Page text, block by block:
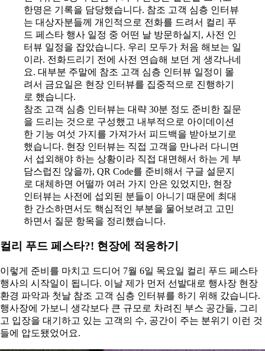
한명은 기록을 담당했습니다. 참조 고객 심층 인터뷰
는 대상자분들께 개인적으로 전화를 드려서 컬리 푸
드 페스타 행사 일정 중 어떤 날 방문하실지, 사전 인
터뷰 일정을 잡았습니다. 우리 모두가 처음 해보는 일
이라. 전화드리기 전에 사전 연습해 보던 게 생각나네
요. 대부분 주말에 참조 고객 심층 인터뷰 일정이 몰
려서 금요일은 현장 인터뷰를 집중적으로 진행하기
로 했습니다.
참조 고객 심층 인터뷰는 대략 30분 정도 준비한 질문
을 드리는 것으로 구성했고 내부적으로 아이데이션
한 기능 여섯 가지를 가져가서 피드백을 받아보기로
했습니다. 현장 인터뷰는 직접 고객을 만나러 다니면
서 섭외해야 하는 상황이라 직접 대면해서 하는 게 부
담스럽진 않을까, QR Code를 준비해서 구글 설문지
로 대체하면 어떨까 여러 가지 안은 있었지만, 현장
인터뷰는 사전에 섭외된 분들이 아니기 때문에 최대
한 간소하면서도 핵심적인 부분을 물어보려고 고민
하면서 질문 항목을 정리했습니다.
컬리 푸드 페스타?! 현장에 적응하기
이렇게 준비를 마치고 드디어 7월 6일 목요일 컬리 푸드 페스타
행사의 시작일이 됩니다. 이날 제가 먼저 선발대로 행사장 현장
환경 파악과 첫날 참조 고객 심층 인터뷰를 하기 위해 갔습니다.
행사장에 가보니 생각보다 큰 규모로 차려진 부스 공간들, 그리
고 입장을 대기하고 있는 고객의 수, 공간이 주는 분위기 이런 것
들에 압도됐었어요.